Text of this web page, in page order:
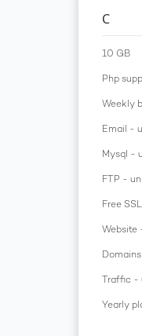
C
10 GB
Php
Weekly
Email -
Mysql -
FTP -
Free
Website
Traffic -
Yearly